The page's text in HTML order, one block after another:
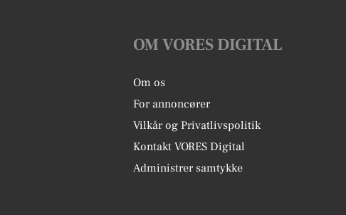
OM VORES DIGITAL
Om os
For annoncører
Vilkår og Privatlivspolitik
Kontakt VORES Digital
Administrer samtykke